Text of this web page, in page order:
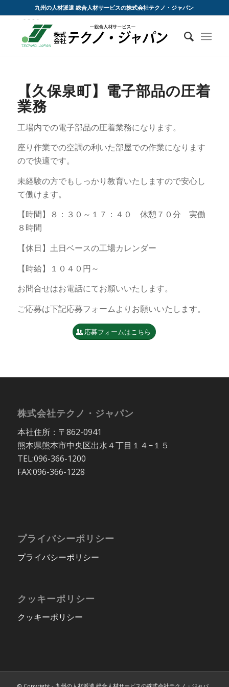
九州の人材派遣 総合人材サービスの株式会社テクノ・ジャパン
【久保泉町】電子部品の圧着
業務
工場内での電子部品の圧着業務になります。
座り作業での空調の利いた部屋での作業になります
ので快適です。
未経験の方でもしっかり教育いたしますので安心し
て働けます。
【時間】８：３０～１７：４０ 休憩７０分 実働
８時間
【休日】土日ベースの工場カレンダー
【時給】１０４０円～
お問合せはお電話にてお願いいたします。
ご応募は下記応募フォームよりお願いいたします。
応募フォームはこちら
株式会社テクノ・ジャパン
本社住所：〒862-0941
熊本県熊本市中央区出水４丁目１４−１５
TEL:096-366-1200
FAX:096-366-1228
プライバシーポリシー
プライバシーポリシー
クッキーポリシー
クッキーポリシー